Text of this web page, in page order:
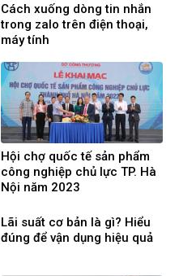
Cách xuống dòng tin nhắn
trong zalo trên điện thoại,
máy tính
Hội chợ quốc tế sản phẩm
công nghiệp chủ lực TP. Hà
Nội năm 2023
Lãi suất cơ bản là gì? Hiểu
đúng để vận dụng hiệu quả